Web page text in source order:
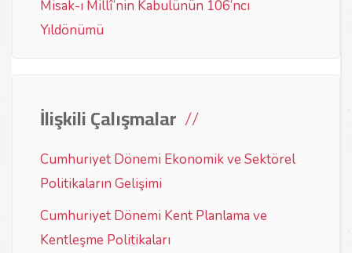
Misak-ı Millî’nin Kabulünün 106’ncı
Yıldönümü
İlişkili Çalışmalar
Cumhuriyet Dönemi Ekonomik ve Sektörel
Politikaların Gelişimi
Cumhuriyet Dönemi Kent Planlama ve
Kentleşme Politikaları